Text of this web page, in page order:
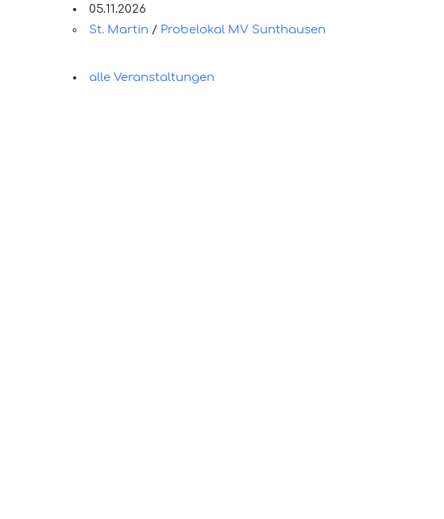
05.11.2026
St. Martin / Probelokal MV Sunthausen
alle Veranstaltungen